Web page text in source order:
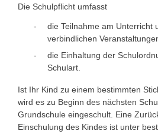
Die Schulpflicht umfasst
die Teilnahme am Unterricht
verbindlichen
die Einhaltung der
Schulart.
Ist Ihr Kind zu einem bestimmten
wird es zu Beginn des nächsten
Grundschule eingeschult. Eine
Einschulung des Kindes ist unter